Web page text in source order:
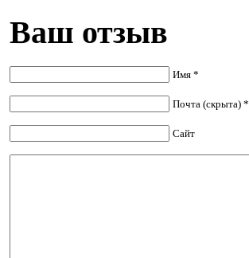
Ваш отзыв
Имя *
Почта (скрыта) *
Сайт